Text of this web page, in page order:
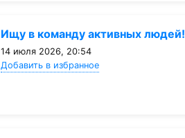
Ищу в команду активных людей!
14 июля 2026, 20:54
Добавить в избранное